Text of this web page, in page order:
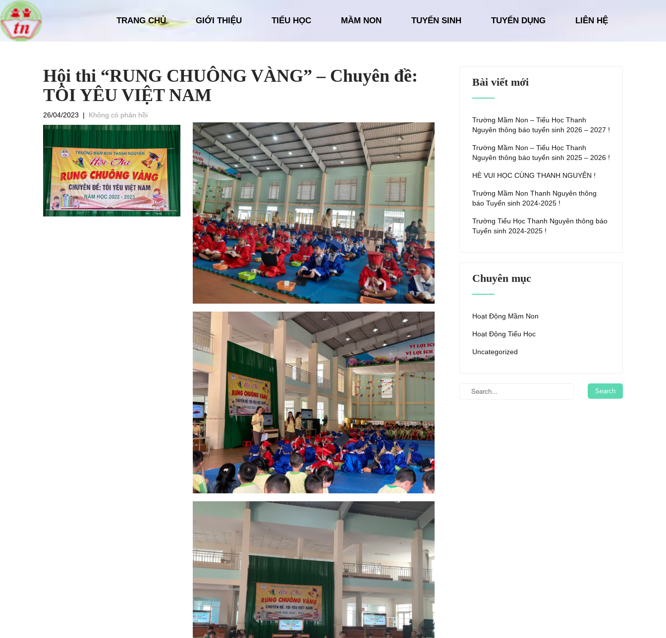
TRANG CHỦ GIỚI THIỆU TIỂU HỌC MẦM NON TUYỂN SINH TUYỂN DỤNG LIÊN HỆ
Hội thi “RUNG CHUÔNG VÀNG” – Chuyên đề:
TÔI YÊU VIỆT NAM
26/04/2023 | Không có phản hồi
Bài viết mới
Trường Mầm Non – Tiểu Học Thanh
Nguyên thông báo tuyển sinh 2026 – 2027 !
Trường Mầm Non – Tiểu Học Thanh
Nguyên thông báo tuyển sinh 2025 – 2026 !
HÈ VUI HỌC CÙNG THANH NGUYÊN !
Trường Mầm Non Thanh Nguyên thông
báo Tuyển sinh 2024-2025 !
Trường Tiểu Học Thanh Nguyên thông báo
Tuyển sinh 2024-2025 !
Chuyên mục
Hoạt Động Mầm Non
Hoạt Động Tiểu Học
Uncategorized